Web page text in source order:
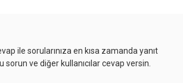
ile sorularınıza en kısa zamanda yanıt
ve diğer kullanıcılar cevap versin.